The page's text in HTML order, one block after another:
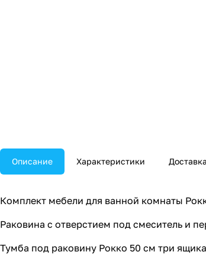
Описание Характеристики Доставка
Комплект мебели для ванной комнаты
Раковина с отверстием под смеситель и
Тумба под раковину Рокко 50 см три